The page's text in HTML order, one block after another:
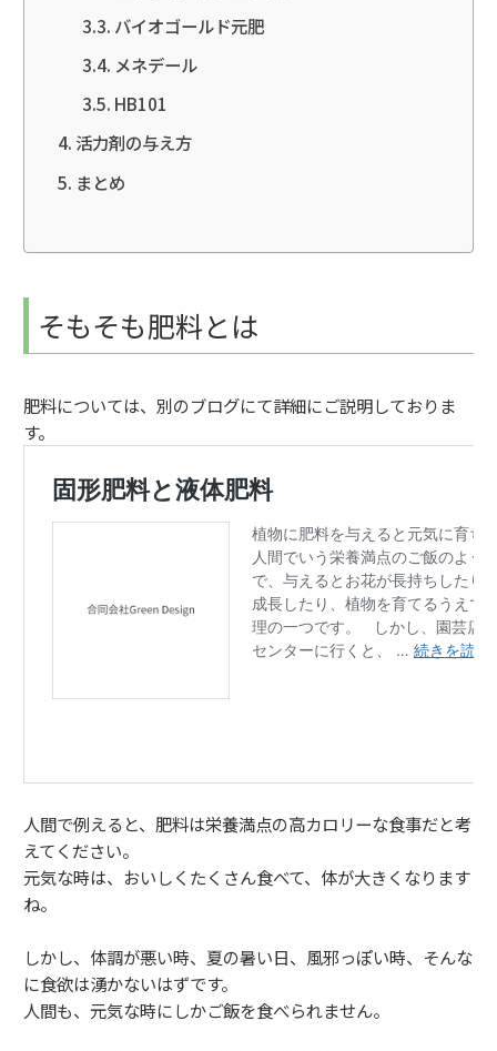
バイオゴールド元肥
メネデール
HB101
活力剤の与え方
まとめ
そもそも肥料とは
肥料については、別のブログにて詳細にご説明しておりま
す。
人間で例えると、肥料は栄養満点の高カロリーな食事だと考
えてください。
元気な時は、おいしくたくさん食べて、体が大きくなります
ね。
しかし、体調が悪い時、夏の暑い日、風邪っぽい時、そんな
に食欲は湧かないはずです。
人間も、元気な時にしかご飯を食べられません。